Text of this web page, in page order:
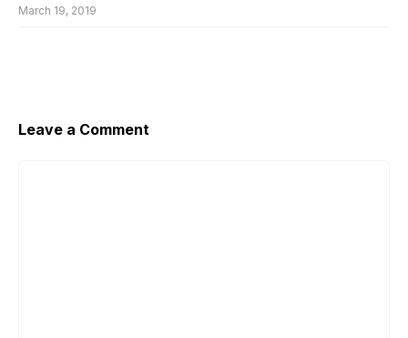
March 19, 2019
Leave a Comment